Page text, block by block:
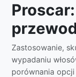
Zastosowanie,
wypadaniu
porównania opcji